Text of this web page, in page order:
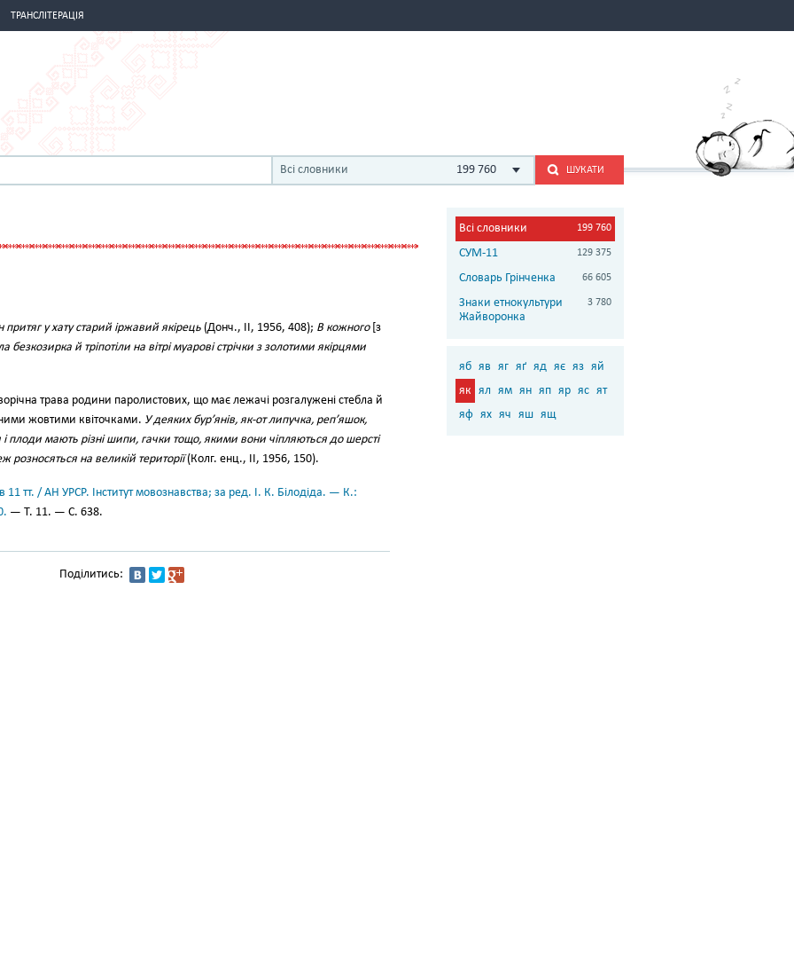
ТРАНСЛІТЕРАЦІЯ
Всі словники 199 760 ШУКАТИ
притяг у хату старий іржавий якірець (Донч., II, 1956, 408); В кожного[з
безкозирка й тріпотіли на вітрі муарові стрічки з золотими якірцями
трава родини паролистових, що має лежачі розгалужені стебла й
жовтими квіточками. У деяких бур’янів, як-от липучка, реп’яшок,
і плоди мають різні шипи, гачки тощо, якими вони чіпляються до шерсті
розносяться на великій території(Колг. енц., II, 1956, 150).
11 тт. / АН УРСР. Інститут мовознавства; за ред. І. К. Білодіда. — К.:
— Т. 11. — С. 638.
Поділитись:
Всі словники 199 760
СУМ-11 129 375
Словарь Грінченка 66 605
Знаки етнокультури
Жайворонка
3 780
яб яв яг яґ яд яє яз яй
як ял ям ян яп яр яс ят
яф ях яч яш ящ